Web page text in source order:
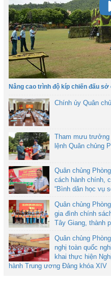
Nâng cao trình độ kíp chiến đấu
Chính ủy Quân
Tham mưu
lệnh Quân chủng
Quân chủng
cách hành chính,
“Bình dân học vụ
Quân chủng
gia đình chính
Tây Giang, thành
Quân chủng
nghị toàn quốc
khai thực hiện
hành Trung ương Đảng khóa XIV